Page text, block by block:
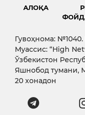
АЛОҚА
Гувоҳнома: №1040.
Муассис: “High
Ўзбекистон
Яшнобод тумани,
20 хонадон